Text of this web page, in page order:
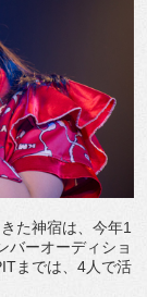
た神宿は、今年1
バーオーディショ
までは、4人で活